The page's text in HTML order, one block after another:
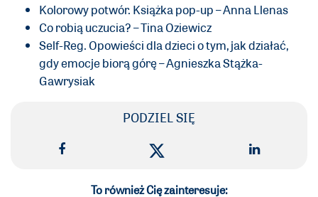
Kolorowy potwór. Książka pop-up – Anna Llenas
Co robią uczucia? – Tina Oziewicz
Self-Reg. Opowieści dla dzieci o tym, jak działać,
gdy emocje biorą górę – Agnieszka Stążka-
Gawrysiak
PODZIEL SIĘ
To również Cię zainteresuje: